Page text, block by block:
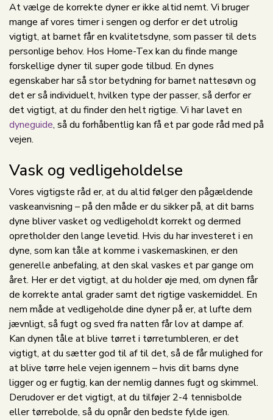
At vælge de korrekte dyner er ikke altid nemt. Vi bruger
mange af vores timer i sengen og derfor er det utrolig
vigtigt, at barnet får en kvalitetsdyne, som passer til dets
personlige behov. Hos Home-Tex kan du finde mange
forskellige dyner til super gode tilbud. En dynes
egenskaber har så stor betydning for barnet nattesøvn og
det er så individuelt, hvilken type der passer, så derfor er
det vigtigt, at du finder den helt rigtige. Vi har lavet en
dyneguide, så du forhåbentlig kan få et par gode råd med på
vejen.
Vask og vedligeholdelse
Vores vigtigste råd er, at du altid følger den pågældende
vaskeanvisning – på den måde er du sikker på, at dit barns
dyne bliver vasket og vedligeholdt korrekt og dermed
opretholder den lange levetid. Hvis du har investeret i en
dyne, som kan tåle at komme i vaskemaskinen, er den
generelle anbefaling, at den skal vaskes et par gange om
året. Her er det vigtigt, at du holder øje med, om dynen får
de korrekte antal grader samt det rigtige vaskemiddel. En
nem måde at vedligeholde dine dyner på er, at lufte dem
jævnligt, så fugt og sved fra natten får lov at dampe af.
Kan dynen tåle at blive tørret i tørretumbleren, er det
vigtigt, at du sætter god til af til det, så de får mulighed for
at blive tørre hele vejen igennem – hvis dit barns dyne
ligger og er fugtig, kan der nemlig dannes fugt og skimmel.
Derudover er det vigtigt, at du tilføjer 2-4 tennisbolde
eller tørrebolde, så du opnår den bedste fylde igen.